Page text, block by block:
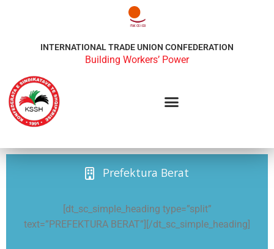
INTERNATIONAL TRADE UNION CONFEDERATION
Building Workers’ Power
Prefektura Berat
[dt_sc_simple_heading type=”split”
text=”PREFEKTURA BERAT”][/dt_sc_simple_heading]